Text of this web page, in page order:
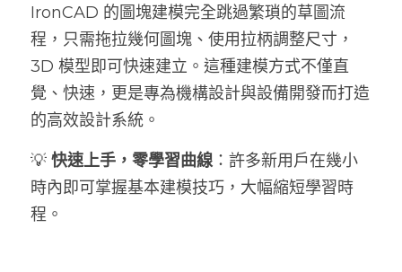
IronCAD 的圖塊建模完全跳過繁瑣的草圖流
程，只需拖拉幾何圖塊、使用拉柄調整尺寸，
3D 模型即可快速建立。這種建模方式不僅直
覺、快速，更是專為機構設計與設備開發而打造
的高效設計系統。
💡 快速上手，零學習曲線 ：許多新用戶在幾小
時內即可掌握基本建模技巧，大幅縮短學習時
程。